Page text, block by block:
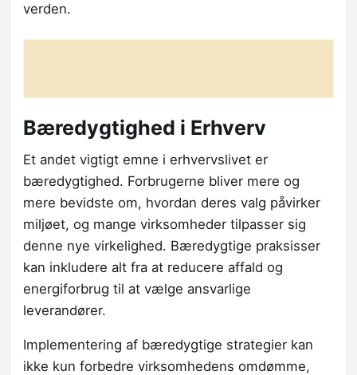
verden.
Bæredygtighed i Erhverv
Et andet vigtigt emne i erhvervslivet er
bæredygtighed. Forbrugerne bliver mere og
mere bevidste om, hvordan deres valg påvirker
miljøet, og mange virksomheder tilpasser sig
denne nye virkelighed. Bæredygtige praksisser
kan inkludere alt fra at reducere affald og
energiforbrug til at vælge ansvarlige
leverandører.
Implementering af bæredygtige strategier kan
ikke kun forbedre virksomhedens omdømme,